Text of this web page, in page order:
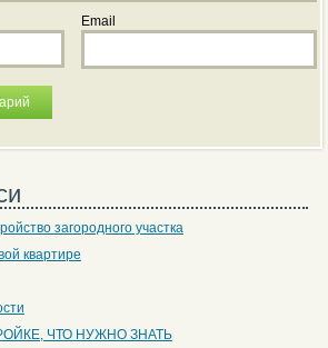
Email
загородного участка
квартире
ЧТО НУЖНО ЗНАТЬ